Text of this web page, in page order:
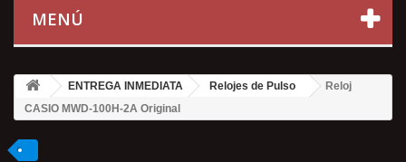
MENÚ
ENTREGA INMEDIATA Relojes de Pulso
Reloj
CASIO MWD-100H-2A Original